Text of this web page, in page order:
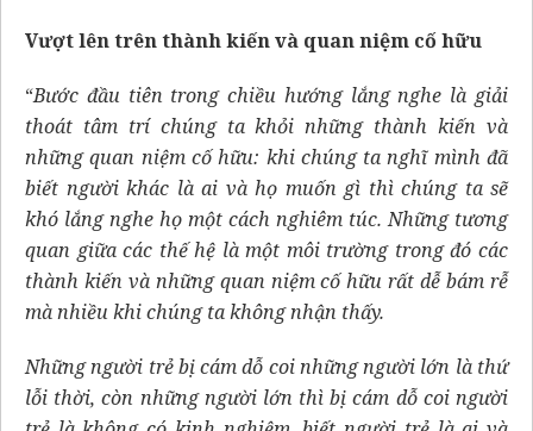
Vượt lên trên thành kiến và quan niệm cố hữu
“Bước đầu tiên trong chiều hướng lắng nghe là giải
thoát tâm trí chúng ta khỏi những thành kiến và
những quan niệm cố hữu: khi chúng ta nghĩ mình đã
biết người khác là ai và họ muốn gì thì chúng ta sẽ
khó lắng nghe họ một cách nghiêm túc. Những tương
quan giữa các thế hệ là một môi trường trong đó các
thành kiến và những quan niệm cố hữu rất dễ bám rễ
mà nhiều khi chúng ta không nhận thấy.
Những người trẻ bị cám dỗ coi những người lớn là thứ
lỗi thời, còn những người lớn thì bị cám dỗ coi người